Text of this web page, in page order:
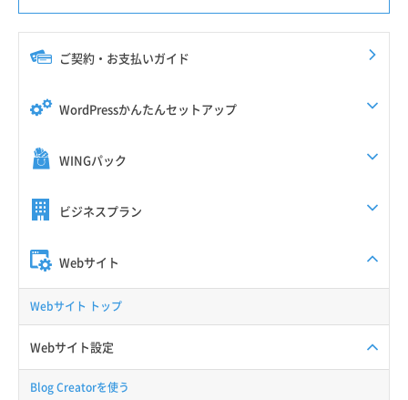
ご契約・お支払いガイド
WordPressかんたんセットアップ
WINGパック
ビジネスプラン
Webサイト
Webサイト トップ
Webサイト設定
Blog Creatorを使う